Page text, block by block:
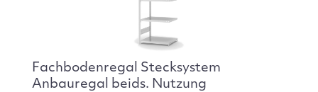
Fachbodenregal Stecksystem
Anbauregal beids. Nutzung